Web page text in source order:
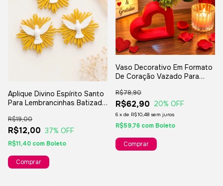
Aplique Divino Espírito Santo
Para Lembrancinhas Batizado
Peças
R$12,00
R$19,00
37% OFF
R$11,40 com Boleto
Vaso Decorativo Em Formato
De Coração Vazado Para
R$62,90
R$78,90
20% OFF
6 x de R$10,48 sem juros
R$59,76 com Boleto